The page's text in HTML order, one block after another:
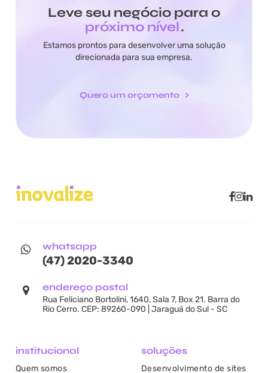
Leve seu negócio para o
próximo nível.
Estamos prontos para desenvolver uma solução
direcionada para sua empresa.
Quero um orçamento
whatsapp
(47) 2020-3340
endereço postal
Rua Feliciano Bortolini, 1640, Sala 7, Box 21. Barra do
Rio Cerro. CEP: 89260-090 | Jaraguá do Sul - SC
institucional
Quem somos
soluções
Desenvolvimento de sites